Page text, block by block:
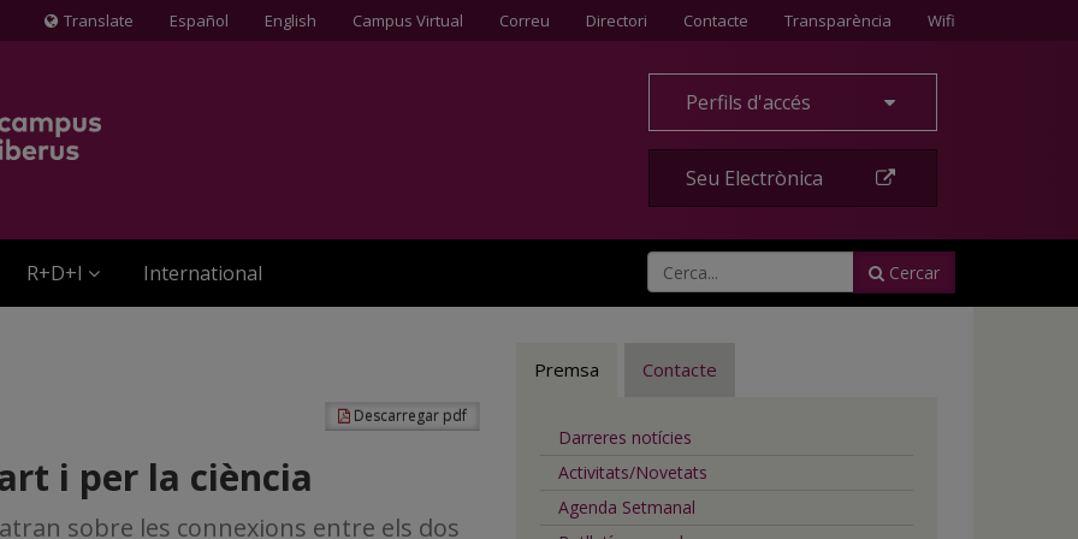
Icona
Translate Español English Campus Virtual Correu Directori Contacte
Contacte Transparència Wifi
Perfils d'accés
Seu Electrònica
R+D+I International Cercar
Descarregar pdf
i per la ciència
sobre les connexions entre els dos
Premsa Contacte
Darreres notícies
Activitats/Novetats
Agenda Setmanal